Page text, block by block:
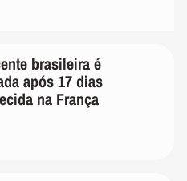
brasileira é
após 17 dias
na França